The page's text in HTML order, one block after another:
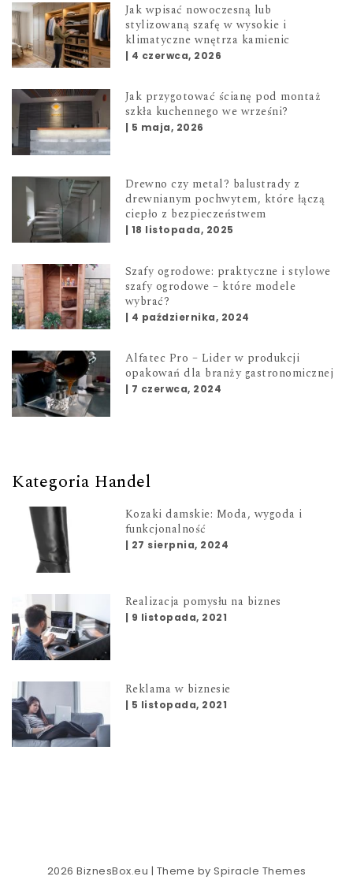
Jak wpisać nowoczesną lub
stylizowaną szafę w wysokie i
klimatyczne wnętrza kamienic
| 4 czerwca, 2026
Jak przygotować ścianę pod montaż
szkła kuchennego we wrześni?
5 maja, 2026
Drewno czy metal? balustrady z
drewnianym pochwytem, które łączą
ciepło z bezpieczeństwem
| 18 listopada, 2025
Szafy ogrodowe: praktyczne i stylowe
szafy ogrodowe – które modele
wybrać?
| 4 października, 2024
Alfatec Pro – Lider w produkcji
opakowań dla branży gastronomicznej
| 7 czerwca, 2024
Kategoria Handel
Kozaki damskie: Moda, wygoda i
funkcjonalność
| 27 sierpnia, 2024
Realizacja pomysłu na biznes
| 9 listopada, 2021
Reklama w biznesie
| 5 listopada, 2021
2026 BiznesBox.eu | Theme by Spiracle Themes